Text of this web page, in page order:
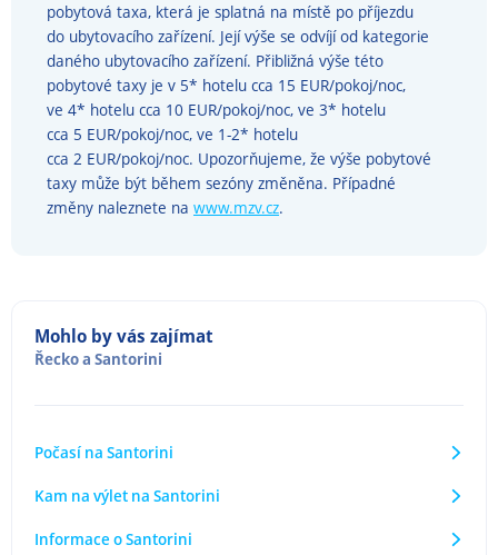
pobytová taxa, která je splatná na místě po příjezdu
do ubytovacího zařízení. Její výše se odvíjí od kategorie
daného ubytovacího zařízení. Přibližná výše této
pobytové taxy je v 5* hotelu cca 15 EUR/pokoj/noc,
ve 4* hotelu cca 10 EUR/pokoj/noc, ve 3* hotelu
cca 5 EUR/pokoj/noc, ve 1-2* hotelu
cca 2 EUR/pokoj/noc. Upozorňujeme, že výše pobytové
taxy může být během sezóny změněna. Případné
změny naleznete na www.mzv.cz.
Mohlo by vás zajímat
Řeckoa Santorini
Počasí na Santorini
Kam na výlet na Santorini
Informace o Santorini